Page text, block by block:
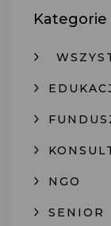
Kategorie
NGO
SENIOR